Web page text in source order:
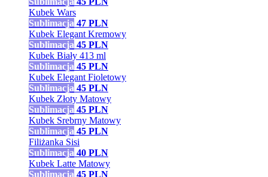
Kubek Wars
Sublimacja 47 PLN
Kubek Elegant Kremowy
Sublimacja 45 PLN
Kubek Biały 413 ml
Sublimacja 45 PLN
Kubek Elegant Fioletowy
Sublimacja 45 PLN
Kubek Złoty Matowy
Sublimacja 45 PLN
Kubek Srebrny Matowy
Sublimacja 45 PLN
Filiżanka Sisi
Sublimacja 40 PLN
Kubek Latte Matowy
Sublimacja 45 PLN